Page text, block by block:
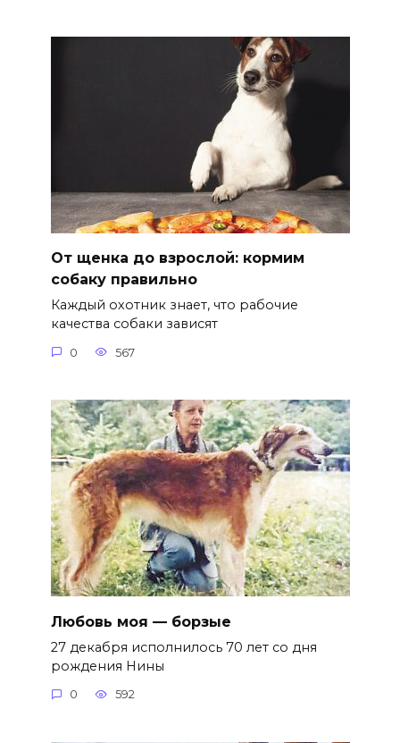
От щенка до взрослой: кормим
собаку правильно
Каждый охотник знает, что рабочие
качества собаки зависят
0 567
Любовь моя — борзые
27 декабря исполнилось 70 лет со дня
рождения Нины
0 592